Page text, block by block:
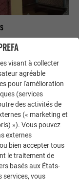
visant à collecter
agréable
pour l'amélioration
(services
des activités de
(« marketing et
»). Vous pouvez
externes
bien accepter tous
le traitement de
basés aux États-
services, vous